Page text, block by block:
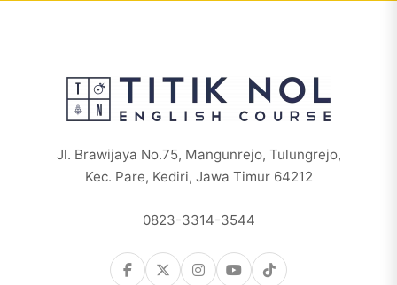
Jl. Brawijaya No.75, Mangunrejo, Tulungrejo,
Kec. Pare, Kediri, Jawa Timur 64212
0823-3314-3544